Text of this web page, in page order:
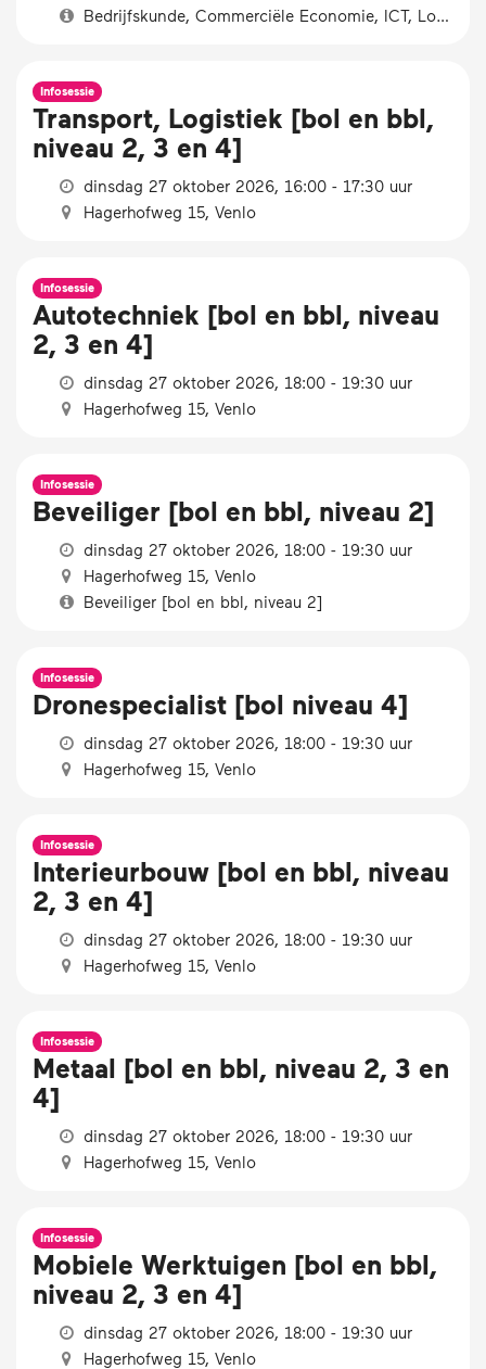
Bedrijfskunde, Commerciële Economie, ICT, Logistiek
Infosessie
Transport, Logistiek [bol en bbl,
niveau 2, 3 en 4]
dinsdag 27 oktober 2026, 16:00 - 17:30 uur
Hagerhofweg 15, Venlo
Infosessie
Autotechniek [bol en bbl, niveau
2, 3 en 4]
dinsdag 27 oktober 2026, 18:00 - 19:30 uur
Hagerhofweg 15, Venlo
Infosessie
Beveiliger [bol en bbl, niveau 2]
dinsdag 27 oktober 2026, 18:00 - 19:30 uur
Hagerhofweg 15, Venlo
Beveiliger [bol en bbl, niveau 2]
Infosessie
Dronespecialist [bol niveau 4]
dinsdag 27 oktober 2026, 18:00 - 19:30 uur
Hagerhofweg 15, Venlo
Infosessie
Interieurbouw [bol en bbl, niveau
2, 3 en 4]
dinsdag 27 oktober 2026, 18:00 - 19:30 uur
Hagerhofweg 15, Venlo
Infosessie
Metaal [bol en bbl, niveau 2, 3 en
4]
dinsdag 27 oktober 2026, 18:00 - 19:30 uur
Hagerhofweg 15, Venlo
Infosessie
Mobiele Werktuigen [bol en bbl,
niveau 2, 3 en 4]
dinsdag 27 oktober 2026, 18:00 - 19:30 uur
Hagerhofweg 15, Venlo